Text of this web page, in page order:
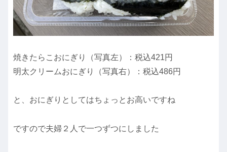
焼きたらこおにぎり（写真左）：税込421円
明太クリームおにぎり（写真右）：税込486円
と、おにぎりとしてはちょっとお高いですね
ですので夫婦２人で一つずつにしました